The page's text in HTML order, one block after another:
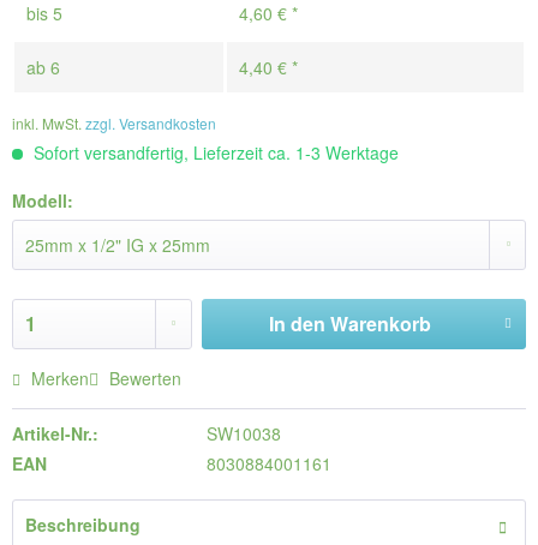
bis 5 4,60 € *
ab 6 4,40 € *
inkl. MwSt. zzgl. Versandkosten
Sofort versandfertig, Lieferzeit ca. 1-3 Werktage
Modell:
In den Warenkorb
Merken Bewerten
Artikel-Nr.:
SW10038
EAN
8030884001161
Beschreibung